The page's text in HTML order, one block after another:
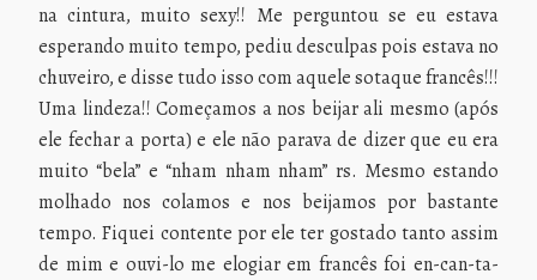
na cintura, muito sexy!! Me perguntou se eu estava
esperando muito tempo, pediu desculpas pois estava no
chuveiro, e disse tudo isso com aquele sotaque francês!!!
Uma lindeza!! Começamos a nos beijar ali mesmo (após
ele fechar a porta) e ele não parava de dizer que eu era
muito “bela” e “nham nham nham” rs. Mesmo estando
molhado nos colamos e nos beijamos por bastante
tempo. Fiquei contente por ele ter gostado tanto assim
de mim e ouvi-lo me elogiar em francês foi en-can-ta-